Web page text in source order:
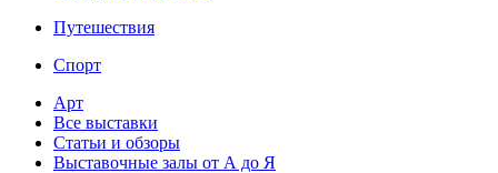
Путешествия
Спорт
Арт
Все выставки
Статьи и обзоры
Выставочные залы от А до Я